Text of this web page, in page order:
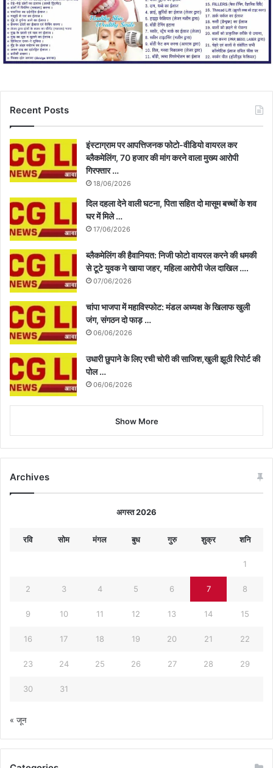
Recent Posts
इंस्टाग्राम पर आपत्तिजनक फोटो-वीडियो वायरल कर
ब्लैकमेलिंग, 70 हजार की मांग करने वाला मुख्य आरोपी
गिरफ्तार …
18/06/2026
दिल दहला देने वाली घटना, पिता सहित दो मासूम बच्चों के शव
घर में मिले …
17/06/2026
ब्लैकमेलिंग की हैवानियत: निजी फोटो वायरल करने की धमकी
से टूटे युवक ने खाया जहर, महिला आरोपी जेल दाखिल ….
07/06/2026
चांपा भाजपा में महाविस्फोट: मंडल अध्यक्ष के खिलाफ खुली
जंग, संगठन दो फाड़ …
06/06/2026
उधारी छुपाने के लिए रची चोरी की साजिश,खुली झूठी रिपोर्ट की
पोल …
06/06/2026
Show More
Archives
अगस्त 2026
रवि सोम मंगल बुध गुरु शुक्र शनि
1
2 3 4 5 6 7 8
9 10 11 12 13 14 15
16 17 18 19 20 21 22
23 24 25 26 27 28 29
30 31
« जून